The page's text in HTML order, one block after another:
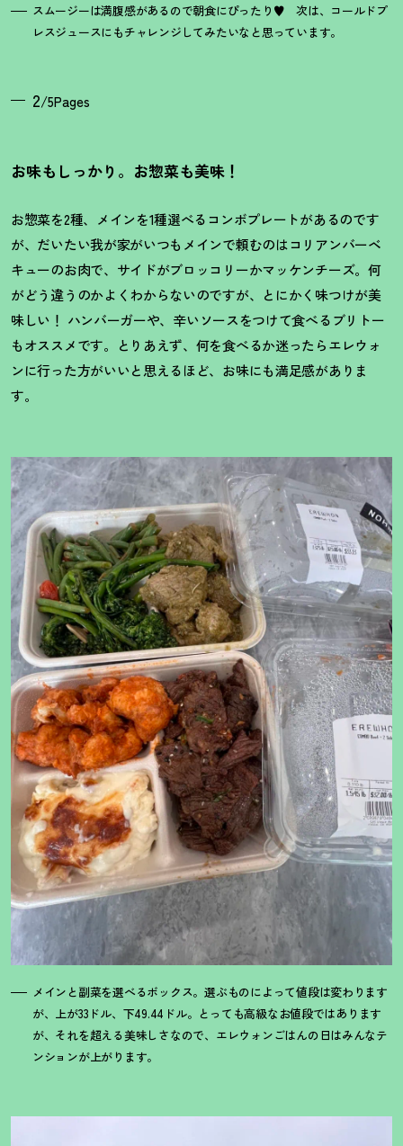
スムージーは満腹感があるので朝食にぴったり♥ 次は、コールドプ
レスジュースにもチャレンジしてみたいなと思っています。
2/5Pages
お味もしっかり。お惣菜も美味 ！
お惣菜を2種、メインを1種選べるコンボプレートがあるのです
が、だいたい我が家がいつもメインで頼むのはコリアンバーベ
キューのお肉で、サイドがブロッコリーかマッケンチーズ。何
がどう違うのかよくわからないのですが、とにかく味つけが美
味しい ！ ハンバーガーや、辛いソースをつけて食べるブリトー
もオススメです。とりあえず、何を食べるか迷ったらエレウォ
ンに行った方がいいと思えるほど、お味にも満足感がありま
す。
メインと副菜を選べるボックス。選ぶものによって値段は変わります
が、上が33ドル、下49.44ドル。とっても高級なお値段ではあります
が、それを超える美味しさなので、エレウォンごはんの日はみんなテ
ンションが上がります。